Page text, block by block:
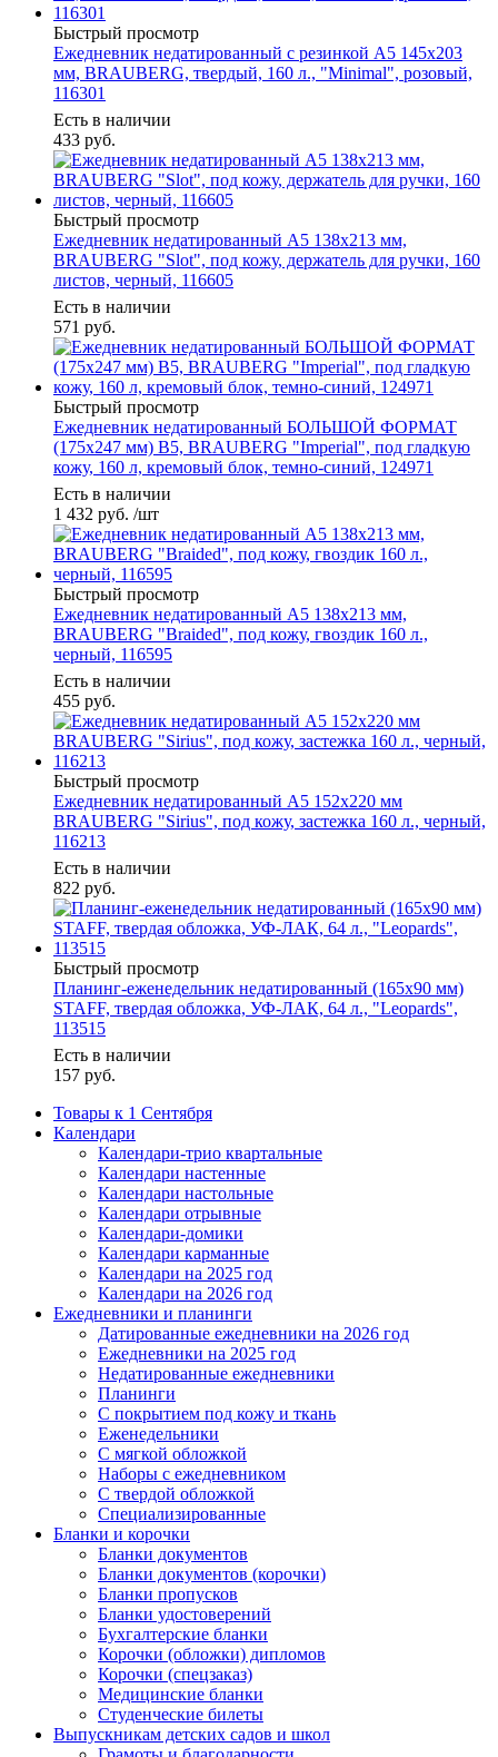
Быстрый просмотр
Ежедневник недатированный с резинкой А5 145х203
мм, BRAUBERG, твердый, 160 л., "Minimal", розовый,
116301
Есть в наличии
433 руб.
Быстрый просмотр
Ежедневник недатированный А5 138х213 мм,
BRAUBERG "Slot", под кожу, держатель для ручки, 160
листов, черный, 116605
Есть в наличии
571 руб.
Быстрый просмотр
Ежедневник недатированный БОЛЬШОЙ ФОРМАТ
(175х247 мм) B5, BRAUBERG "Imperial", под гладкую
кожу, 160 л, кремовый блок, темно-синий, 124971
Есть в наличии
1 432 руб. /шт
Быстрый просмотр
Ежедневник недатированный А5 138х213 мм,
BRAUBERG "Braided", под кожу, гвоздик 160 л.,
черный, 116595
Есть в наличии
455 руб.
Быстрый просмотр
Ежедневник недатированный А5 152х220 мм
BRAUBERG "Sirius", под кожу, застежка 160 л., черный,
116213
Есть в наличии
822 руб.
Быстрый просмотр
Планинг-еженедельник недатированный (165х90 мм)
STAFF, твердая обложка, УФ-ЛАК, 64 л., "Leopards",
113515
Есть в наличии
157 руб.
Товары к 1 Сентября
Календари
Календари-трио квартальные
Календари настенные
Календари настольные
Календари отрывные
Календари-домики
Календари карманные
Календари на 2025 год
Календари на 2026 год
Ежедневники и планинги
Датированные ежедневники на 2026 год
Ежедневники на 2025 год
Недатированные ежедневники
Планинги
С покрытием под кожу и ткань
Еженедельники
С мягкой обложкой
Наборы с ежедневником
С твердой обложкой
Специализированные
Бланки и корочки
Бланки документов
Бланки документов (корочки)
Бланки пропусков
Бланки удостоверений
Бухгалтерские бланки
Корочки (обложки) дипломов
Корочки (спецзаказ)
Медицинские бланки
Студенческие билеты
Выпускникам детских садов и школ